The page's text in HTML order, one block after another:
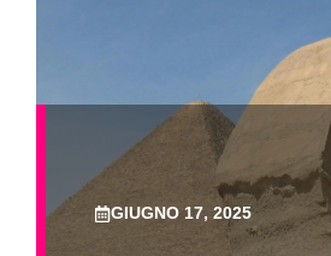
GIUGNO 17, 2025